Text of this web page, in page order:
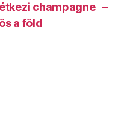
champagne –
a föld